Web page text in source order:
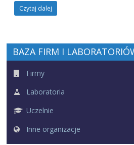
Czytaj dalej
BAZA FIRM I
Firmy
Laboratoria
Uczelnie
Inne organizacje